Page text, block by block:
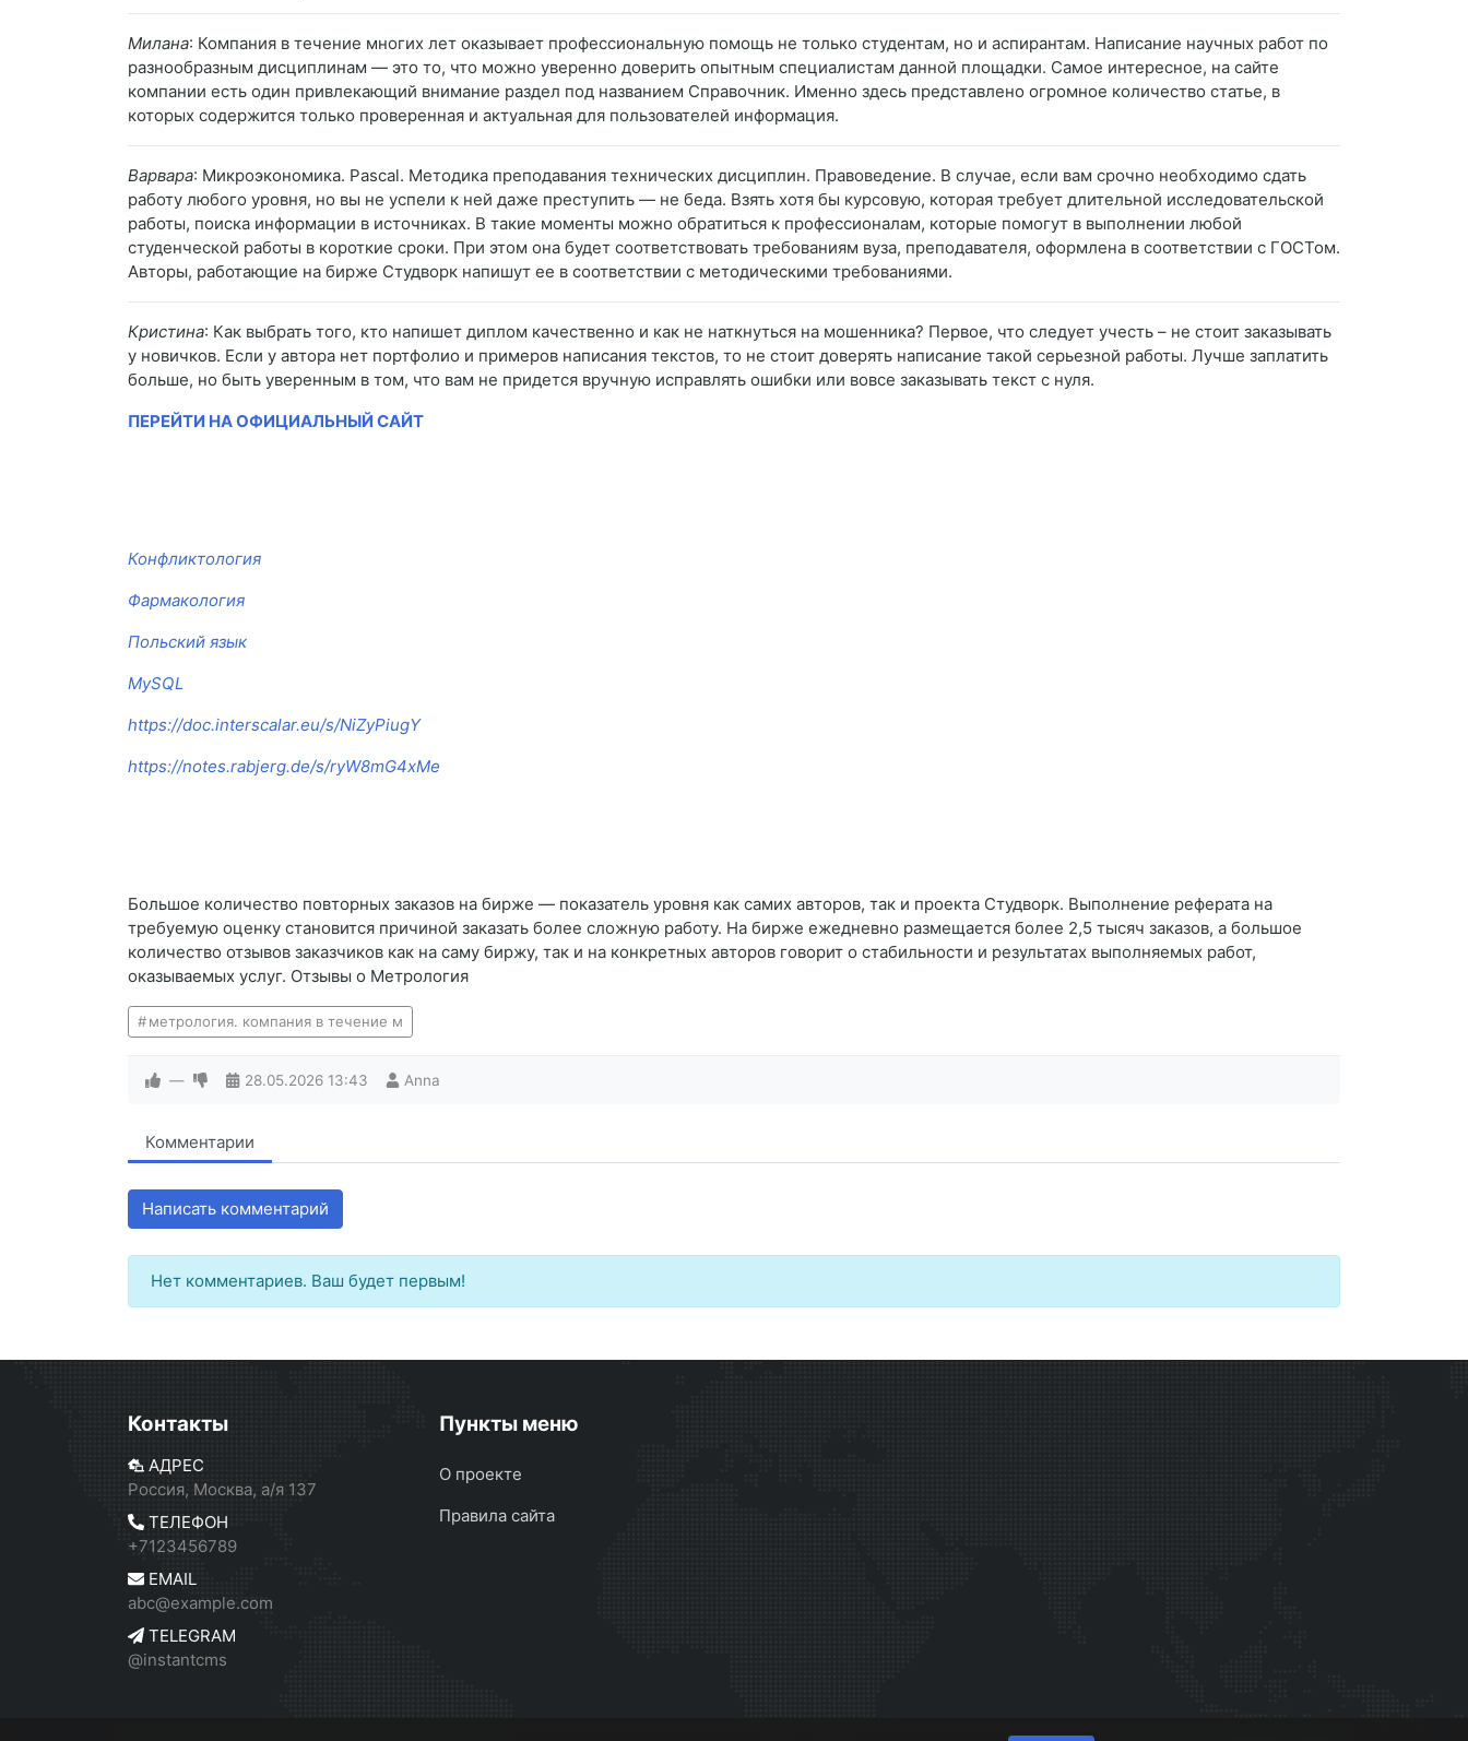
Милана: Компания в течение многих лет оказывает профессиональную помощь не только студентам, но и аспирантам. Написание научных работ по
разнообразным дисциплинам — это то, что можно уверенно доверить опытным специалистам данной площадки. Самое интересное, на сайте
компании есть один привлекающий внимание раздел под названием Справочник. Именно здесь представлено огромное количество статье, в
которых содержится только проверенная и актуальная для пользователей информация.
Варвара: Микроэкономика. Pascal. Методика преподавания технических дисциплин. Правоведение. В случае, если вам срочно необходимо сдать
работу любого уровня, но вы не успели к ней даже преступить — не беда. Взять хотя бы курсовую, которая требует длительной исследовательской
работы, поиска информации в источниках. В такие моменты можно обратиться к профессионалам, которые помогут в выполнении любой
студенческой работы в короткие сроки. При этом она будет соответствовать требованиям вуза, преподавателя, оформлена в соответствии с ГОСТом.
Авторы, работающие на бирже Студворк напишут ее в соответствии с методическими требованиями.
Кристина: Как выбрать того, кто напишет диплом качественно и как не наткнуться на мошенника? Первое, что следует учесть – не стоит заказывать
у новичков. Если у автора нет портфолио и примеров написания текстов, то не стоит доверять написание такой серьезной работы. Лучше заплатить
больше, но быть уверенным в том, что вам не придется вручную исправлять ошибки или вовсе заказывать текст с нуля.
ПЕРЕЙТИ НА ОФИЦИАЛЬНЫЙ САЙТ
Конфликтология
Фармакология
Польский язык
MySQL
https://doc.interscalar.eu/s/NiZyPiugY
https://notes.rabjerg.de/s/ryW8mG4xMe
Большое количество повторных заказов на бирже — показатель уровня как самих авторов, так и проекта Студворк. Выполнение реферата на
требуемую оценку становится причиной заказать более сложную работу. На бирже ежедневно размещается более 2,5 тысяч заказов, а большое
количество отзывов заказчиков как на саму биржу, так и на конкретных авторов говорит о стабильности и результатах выполняемых работ,
оказываемых услуг. Отзывы о Метрология
метрология. компания в течение м
— 28.05.2026 13:43 Anna
Комментарии
Написать комментарий
Нет комментариев. Ваш будет первым!
Контакты
АДРЕС
Россия, Москва, а/я 137
ТЕЛЕФОН
+7123456789
EMAIL
abc@example.com
TELEGRAM
@instantcms
Пункты меню
О проекте
Правила сайта